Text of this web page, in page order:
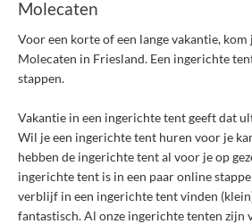
Molecaten
Voor een korte of een lange vakantie, kom
Molecaten in Friesland. Een ingerichte
stappen.
Vakantie in een ingerichte tent geeft dat
Wil je een ingerichte tent huren voor je
hebben de ingerichte tent al voor je op
ingerichte tent is in een paar online
verblijf in een ingerichte tent vinden
fantastisch. Al onze ingerichte tenten zijn